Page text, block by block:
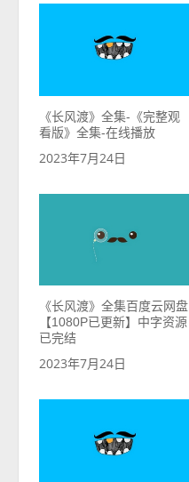
《长风渡》全集-《完整观
看版》全集-在线播放
2023年7月24日
《长风渡》全集百度云网盘
【1080P已更新】中字资源
已完结
2023年7月24日